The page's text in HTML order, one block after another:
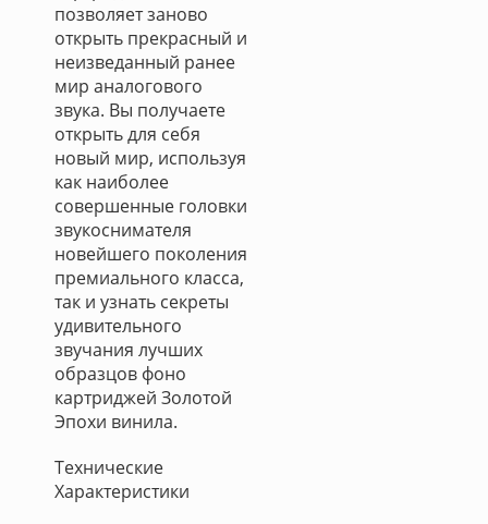
позволяет заново
открыть прекрасный и
неизведанный ранее
мир аналогового
звука. Вы получаете
открыть для себя
новый мир, используя
как наиболее
совершенные головки
звукоснимателя
новейшего поколения
премиального класса,
так и узнать секреты
удивительного
звучания лучших
образцов фоно
картриджей Золотой
Эпохи винила.
Технические
Характеристики